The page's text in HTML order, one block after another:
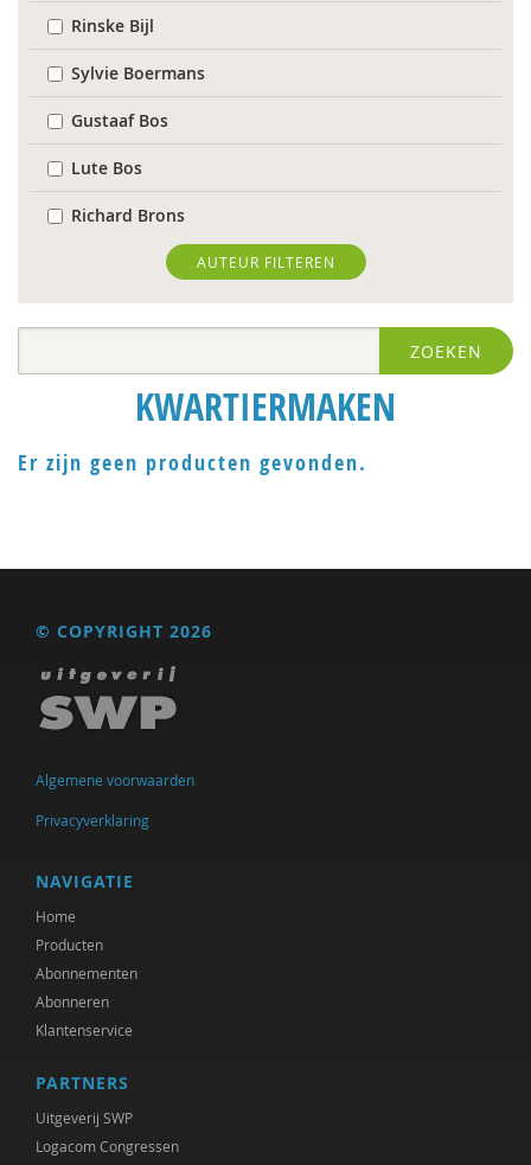
Rinske Bijl
Sylvie Boermans
Gustaaf Bos
Lute Bos
Richard Brons
Jeroen Knevel
AUTEUR FILTEREN
ZOEKEN
KWARTIERMAKEN
Er zijn geen producten gevonden.
© COPYRIGHT 2026
Algemene voorwaarden
Privacyverklaring
NAVIGATIE
Home
Producten
Abonnementen
Abonneren
Klantenservice
PARTNERS
Uitgeverij SWP
Logacom Congressen